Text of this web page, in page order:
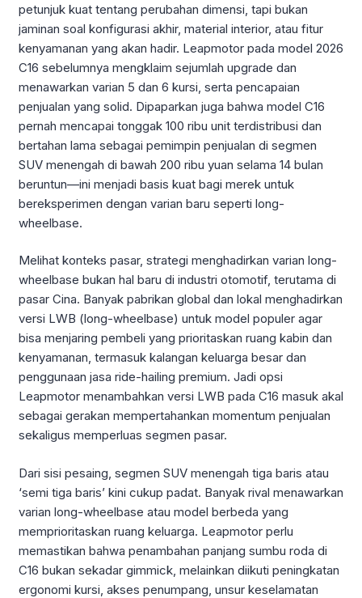
petunjuk kuat tentang perubahan dimensi, tapi bukan
jaminan soal konfigurasi akhir, material interior, atau fitur
kenyamanan yang akan hadir. Leapmotor pada model 2026
C16 sebelumnya mengklaim sejumlah upgrade dan
menawarkan varian 5 dan 6 kursi, serta pencapaian
penjualan yang solid. Dipaparkan juga bahwa model C16
pernah mencapai tonggak 100 ribu unit terdistribusi dan
bertahan lama sebagai pemimpin penjualan di segmen
SUV menengah di bawah 200 ribu yuan selama 14 bulan
beruntun—ini menjadi basis kuat bagi merek untuk
bereksperimen dengan varian baru seperti long-
wheelbase.
Melihat konteks pasar, strategi menghadirkan varian long-
wheelbase bukan hal baru di industri otomotif, terutama di
pasar Cina. Banyak pabrikan global dan lokal menghadirkan
versi LWB (long-wheelbase) untuk model populer agar
bisa menjaring pembeli yang prioritaskan ruang kabin dan
kenyamanan, termasuk kalangan keluarga besar dan
penggunaan jasa ride-hailing premium. Jadi opsi
Leapmotor menambahkan versi LWB pada C16 masuk akal
sebagai gerakan mempertahankan momentum penjualan
sekaligus memperluas segmen pasar.
Dari sisi pesaing, segmen SUV menengah tiga baris atau
‘semi tiga baris’ kini cukup padat. Banyak rival menawarkan
varian long-wheelbase atau model berbeda yang
memprioritaskan ruang keluarga. Leapmotor perlu
memastikan bahwa penambahan panjang sumbu roda di
C16 bukan sekadar gimmick, melainkan diikuti peningkatan
ergonomi kursi, akses penumpang, unsur keselamatan